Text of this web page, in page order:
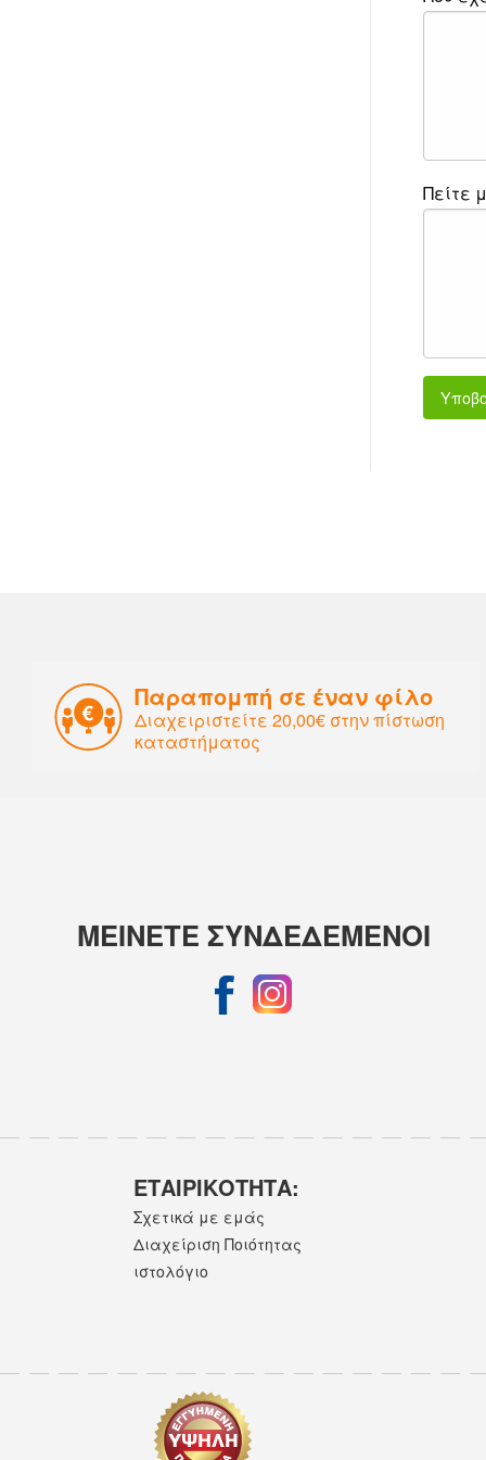
Πείτε
Παραπομπή σε έναν φίλο
Διαχειριστείτε 20,00€ στην πίστωση
καταστήματος
ΜΕΙΝΕΤΕ ΣΥΝΔΕΔΕΜΕΝΟΙ
ΕΤΑΙΡΙΚOΤΗΤΑ:
Σχετικά με εμάς
Διαχείριση Ποιότητας
ιστολόγιο